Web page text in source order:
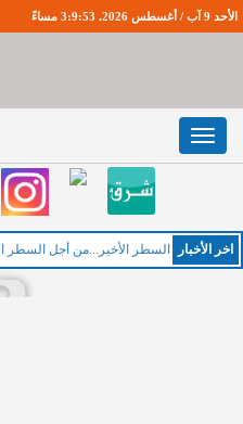
الأحد 9 آب / أغسطس 2026. 3:9:54 مساءً
Toggle
navigation
اخر اﻷخبار ال